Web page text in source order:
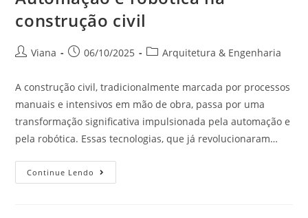
construção civil
Viana 06/10/2025 Arquitetura & Engenharia
A construção civil, tradicionalmente marcada por processos
manuais e intensivos em mão de obra, passa por uma
transformação significativa impulsionada pela automação e
pela robótica. Essas tecnologias, que já revolucionaram…
Continue Lendo